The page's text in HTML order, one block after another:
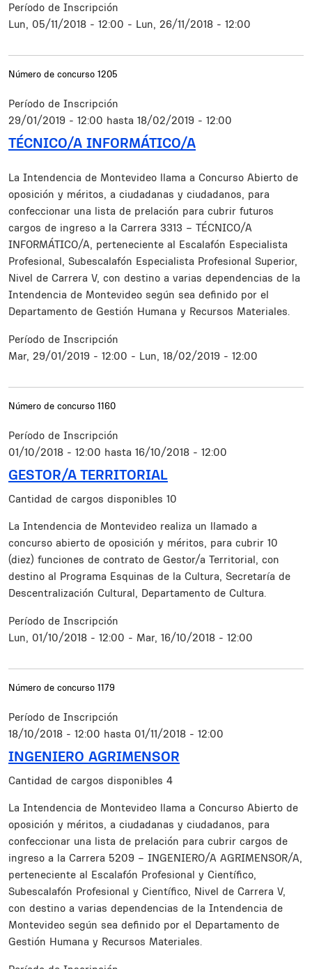
Período de Inscripción
Lun, 05/11/2018 - 12:00 - Lun, 26/11/2018 - 12:00
Número de concurso 1205
Período de Inscripción
29/01/2019 - 12:00 hasta 18/02/2019 - 12:00
TÉCNICO/A INFORMÁTICO/A
Resumen
La Intendencia de Montevideo llama a Concurso Abierto de
oposición y méritos, a ciudadanas y ciudadanos, para
confeccionar una lista de prelación para cubrir futuros
cargos de ingreso a la Carrera 3313 – TÉCNICO/A
INFORMÁTICO/A, perteneciente al Escalafón Especialista
Profesional, Subescalafón Especialista Profesional Superior,
Nivel de Carrera V, con destino a varias dependencias de la
Intendencia de Montevideo según sea definido por el
Departamento de Gestión Humana y Recursos Materiales.
Período de Inscripción
Mar, 29/01/2019 - 12:00 - Lun, 18/02/2019 - 12:00
Número de concurso 1160
Período de Inscripción
01/10/2018 - 12:00 hasta 16/10/2018 - 12:00
GESTOR/A TERRITORIAL
Cantidad de cargos disponibles 10
Resumen
La Intendencia de Montevideo realiza un llamado a
concurso abierto de oposición y méritos, para cubrir 10
(diez) funciones de contrato de Gestor/a Territorial, con
destino al Programa Esquinas de la Cultura, Secretaría de
Descentralización Cultural, Departamento de Cultura.
Período de Inscripción
Lun, 01/10/2018 - 12:00 - Mar, 16/10/2018 - 12:00
Número de concurso 1179
Período de Inscripción
18/10/2018 - 12:00 hasta 01/11/2018 - 12:00
INGENIERO AGRIMENSOR
Cantidad de cargos disponibles 4
Resumen
La Intendencia de Montevideo llama a Concurso Abierto de
oposición y méritos, a ciudadanas y ciudadanos, para
confeccionar una lista de prelación para cubrir cargos de
ingreso a la Carrera 5209 – INGENIERO/A AGRIMENSOR/A,
perteneciente al Escalafón Profesional y Científico,
Subescalafón Profesional y Científico, Nivel de Carrera V,
con destino a varias dependencias de la Intendencia de
Montevideo según sea definido por el Departamento de
Gestión Humana y Recursos Materiales.